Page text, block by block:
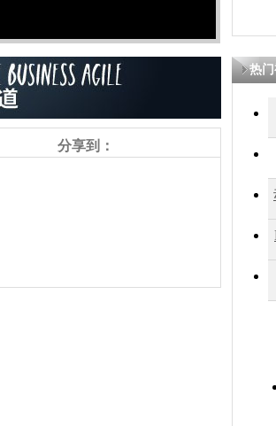
分享到：
热